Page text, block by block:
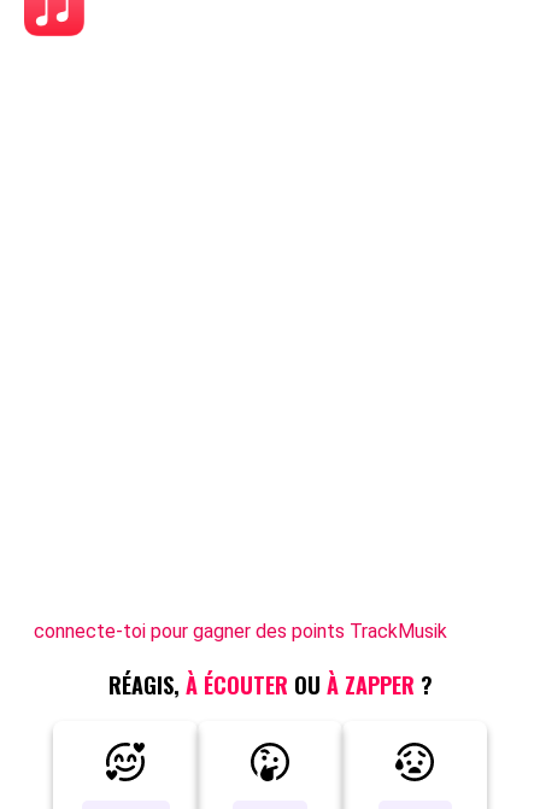
connecte-toi pour gagner des points TrackMusik
RÉAGIS, À ÉCOUTER OU À ZAPPER ?